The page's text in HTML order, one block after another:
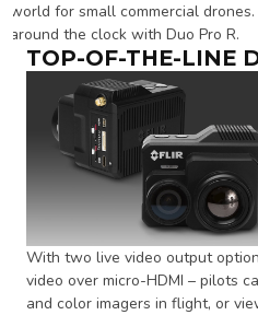
world for small commercial
around the clock with Duo Pro R.
TOP-OF-THE-LINE
With two live video output
video over micro-HDMI – pilots
and color imagers in flight, or